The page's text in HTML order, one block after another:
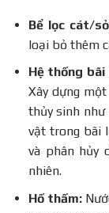
Bể lọc cát/
loại bỏ thêm
Hệ thống
Xây dựng
thủy sinh như
vật trong bãi
và phân hủy
nhiên.
Hố thấm: